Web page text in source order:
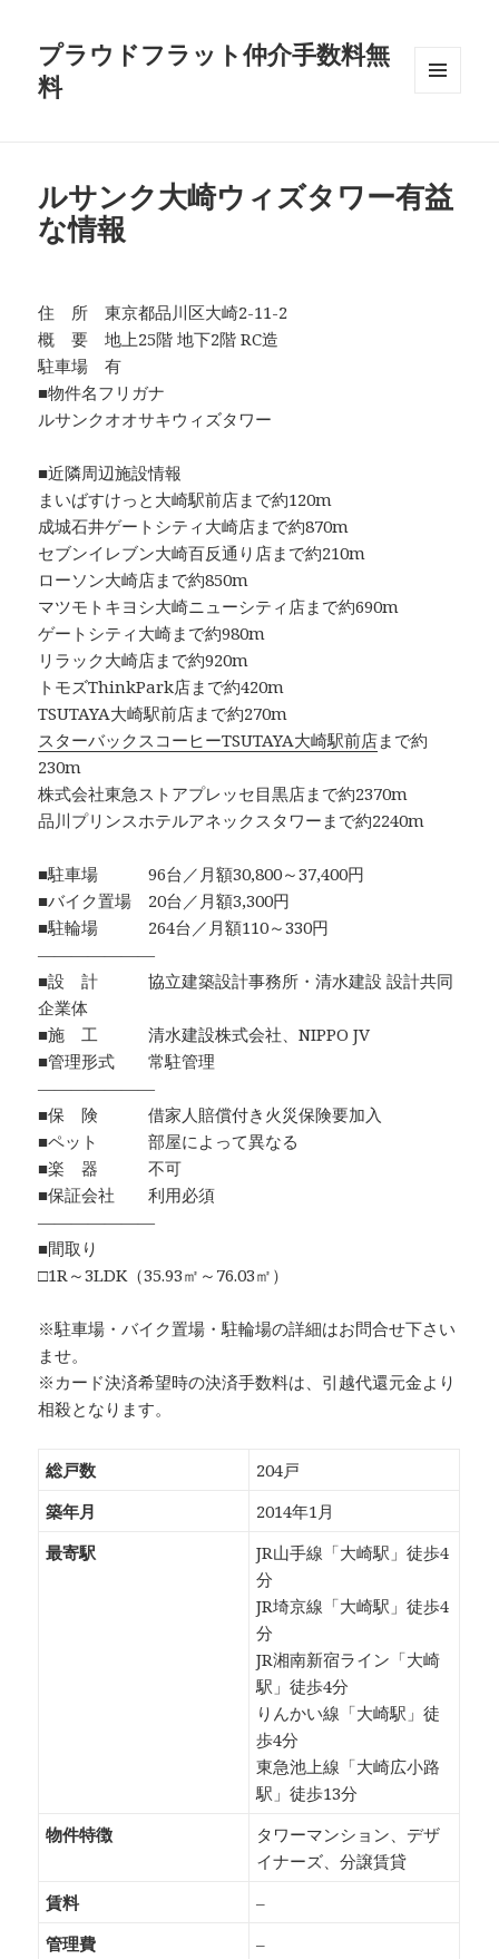
プラウドフラット仲介手数料無
料
ルサンク大崎ウィズタワー有益
な情報
住 所 東京都品川区大崎2-11-2
概 要 地上25階 地下2階 RC造
駐車場 有
■物件名フリガナ
ルサンクオオサキウィズタワー
■近隣周辺施設情報
まいばすけっと大崎駅前店まで約120m
成城石井ゲートシティ大崎店まで約870m
セブンイレブン大崎百反通り店まで約210m
ローソン大崎店まで約850m
マツモトキヨシ大崎ニューシティ店まで約690m
ゲートシティ大崎まで約980m
リラック大崎店まで約920m
トモズThinkPark店まで約420m
TSUTAYA大崎駅前店まで約270m
スターバックスコーヒーTSUTAYA大崎駅前店まで約
230m
株式会社東急ストアプレッセ目黒店まで約2370m
品川プリンスホテルアネックスタワーまで約2240m
■駐車場 96台／月額30,800～37,400円
■バイク置場 20台／月額3,300円
■駐輪場 264台／月額110～330円
―――――――
■設 計 協立建築設計事務所・清水建設 設計共同
企業体
■施 工 清水建設株式会社、NIPPO JV
■管理形式 常駐管理
―――――――
■保 険 借家人賠償付き火災保険要加入
■ペット 部屋によって異なる
■楽 器 不可
■保証会社 利用必須
―――――――
■間取り
□1R～3LDK（35.93㎡～76.03㎡）
※駐車場・バイク置場・駐輪場の詳細はお問合せ下さい
ませ。
※カード決済希望時の決済手数料は、引越代還元金より
相殺となります。
総戸数
204戸
築年月
2014年1月
最寄駅
JR山手線「大崎駅」徒歩4
分
JR埼京線「大崎駅」徒歩4
分
JR湘南新宿ライン「大崎
駅」徒歩4分
りんかい線「大崎駅」徒
歩4分
東急池上線「大崎広小路
駅」徒歩13分
物件特徴
タワーマンション、デザ
イナーズ、分譲賃貸
賃料
–
管理費
–